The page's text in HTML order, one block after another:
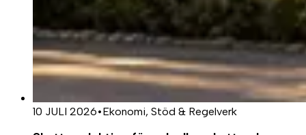
10 JULI 2026•Ekonomi, Stöd & Regelverk